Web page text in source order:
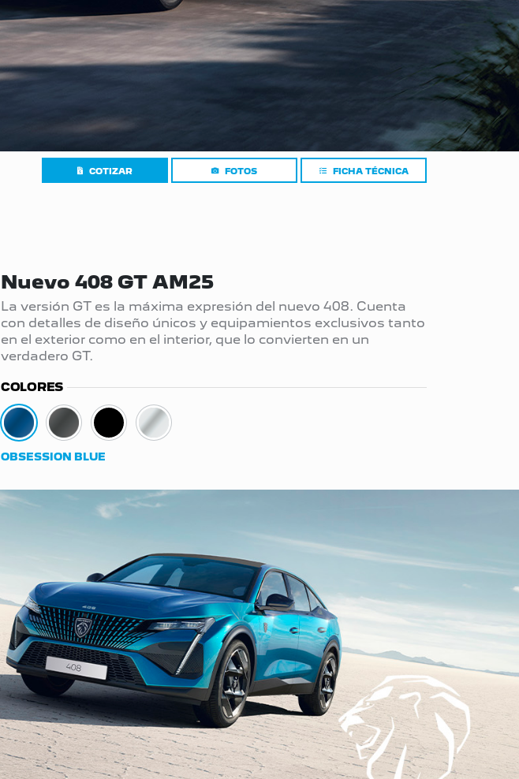
COTIZAR FOTOS FICHA TÉCNICA
Nuevo 408 GT AM25
La versión GT es la máxima expresión del nuevo 408. Cuenta
con detalles de diseño únicos y equipamientos exclusivos tanto
en el exterior como en el interior, que lo convierten en un
verdadero GT.
COLORES
OBSESSION BLUE